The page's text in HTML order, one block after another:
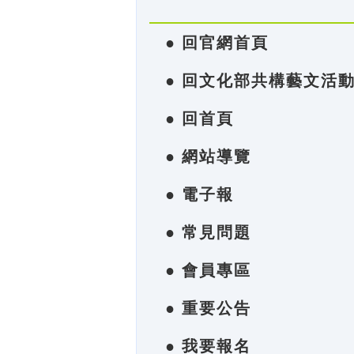
● 回官網首頁
● 回文化部共構藝文活
● 回首頁
● 網站導覽
● 電子報
● 常見問題
● 會員專區
● 重要公告
● 我要報名